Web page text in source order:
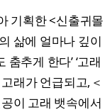
기획한 <신출귀몰
삶에 얼마나 깊이
추게 한다’ ‘고래
래가 언급되고,＜
이 고래 뱃속에서